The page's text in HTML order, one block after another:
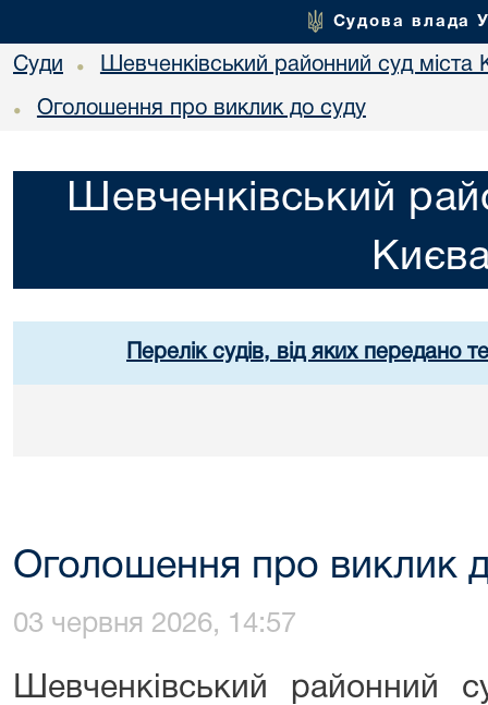
Судова влада
Суди • Шевченківський районний суд міста
• Оголошення про виклик до суду
Шевченківський
Перелік судів, від яких передано
Оголошення про виклик
03 червня 2026, 14:57
Шевченківський районний